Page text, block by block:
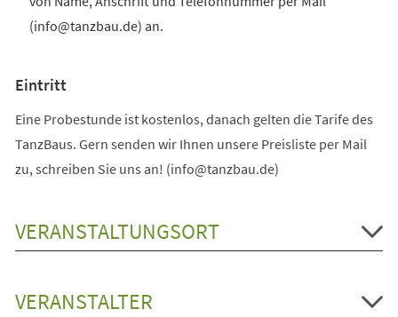
(info@tanzbau.de) an.
Eintritt
Eine Probestunde ist kostenlos, danach gelten die Tarife des
TanzBaus. Gern senden wir Ihnen unsere Preisliste per Mail
zu, schreiben Sie uns an! (info@tanzbau.de)
VERANSTALTUNGSORT
VERANSTALTER